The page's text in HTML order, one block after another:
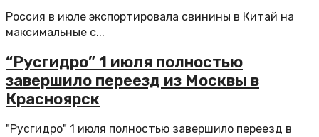
Россия в июле экспортировала свинины в Китай на
максимальные с...
“Русгидро” 1 июля полностью
завершило переезд из Москвы в
Красноярск
"Русгидро" 1 июля полностью завершило переезд в